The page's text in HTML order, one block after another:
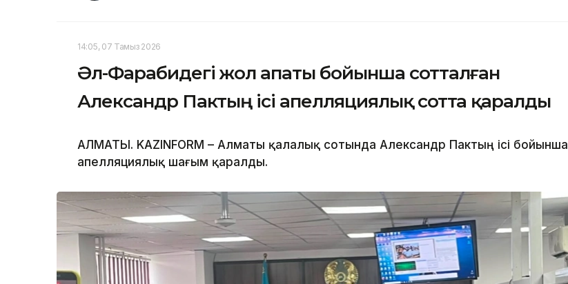
14:05, 07 Тамыз 2026
Әл-Фарабидегі жол апаты бойынша сотталған
Александр Пактың ісі апелляциялық сотта қаралды
АЛМАТЫ. KAZINFORM – Алматы қалалық сотында Александр Пактың ісі бойынша
апелляциялық шағым қаралды.